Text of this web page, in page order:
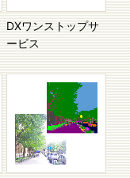
DXワンストップサ
ービス